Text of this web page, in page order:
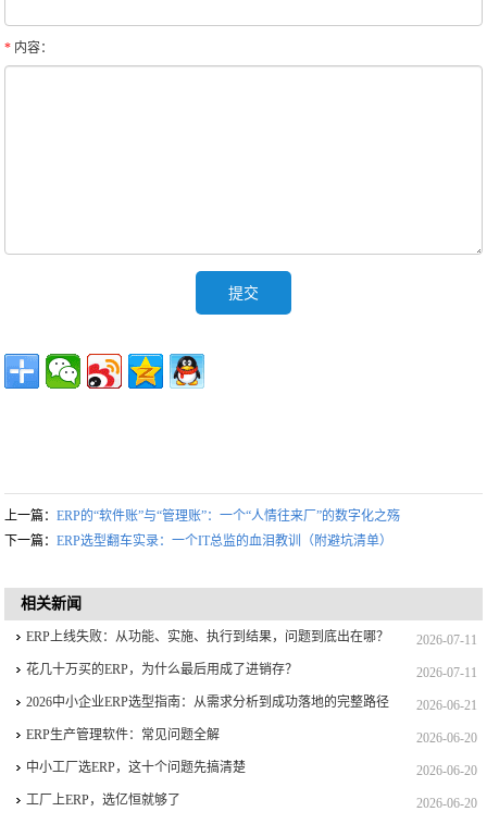
* 内容：
上一篇：ERP的“软件账”与“管理账”：一个“人情往来厂”的数字化之殇
下一篇：ERP选型翻车实录：一个IT总监的血泪教训（附避坑清单）
相关新闻
2026-07-11
ERP上线失败：从功能、实施、执行到结果，问题到底出在哪？
2026-07-11
花几十万买的ERP，为什么最后用成了进销存？
2026-06-21
2026中小企业ERP选型指南：从需求分析到成功落地的完整路径
2026-06-20
ERP生产管理软件：常见问题全解
2026-06-20
中小工厂选ERP，这十个问题先搞清楚
2026-06-20
工厂上ERP，选亿恒就够了